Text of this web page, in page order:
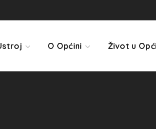
O Općini Život u